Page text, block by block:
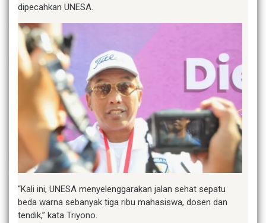
dipecahkan UNESA.
“Kali ini, UNESA menyelenggarakan jalan sehat sepatu
beda warna sebanyak tiga ribu mahasiswa, dosen dan
tendik,” kata Triyono.